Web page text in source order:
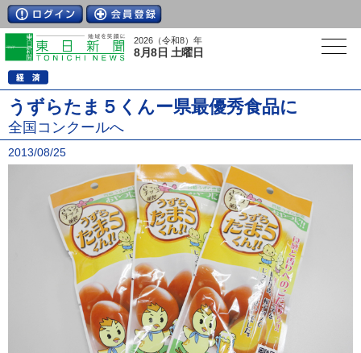
2026（令和8）年
8月8日 土曜日
うずらたま５くんー県最優秀食品に
全国コンクールへ
2013/08/25